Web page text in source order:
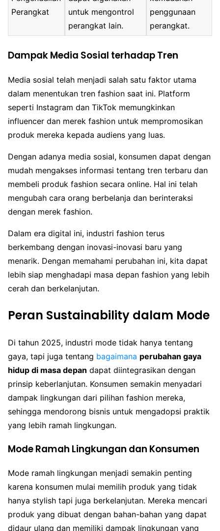
Perangkat
untuk mengontrol
perangkat lain.
penggunaan
perangkat.
Dampak Media Sosial terhadap Tren
Media sosial telah menjadi salah satu faktor utama
dalam menentukan tren fashion saat ini. Platform
seperti Instagram dan TikTok memungkinkan
influencer dan merek fashion untuk mempromosikan
produk mereka kepada audiens yang luas.
Dengan adanya media sosial, konsumen dapat dengan
mudah mengakses informasi tentang tren terbaru dan
membeli produk fashion secara online. Hal ini telah
mengubah cara orang berbelanja dan berinteraksi
dengan merek fashion.
Dalam era digital ini, industri fashion terus
berkembang dengan inovasi-inovasi baru yang
menarik. Dengan memahami perubahan ini, kita dapat
lebih siap menghadapi masa depan fashion yang lebih
cerah dan berkelanjutan.
Peran Sustainability dalam Mode
Di tahun 2025, industri mode tidak hanya tentang
gaya, tapi juga tentang bagaimana perubahan gaya
hidup di masa depan dapat diintegrasikan dengan
prinsip keberlanjutan. Konsumen semakin menyadari
dampak lingkungan dari pilihan fashion mereka,
sehingga mendorong bisnis untuk mengadopsi praktik
yang lebih ramah lingkungan.
Mode Ramah Lingkungan dan Konsumen
Mode ramah lingkungan menjadi semakin penting
karena konsumen mulai memilih produk yang tidak
hanya stylish tapi juga berkelanjutan. Mereka mencari
produk yang dibuat dengan bahan-bahan yang dapat
didaur ulang dan memiliki dampak lingkungan yang